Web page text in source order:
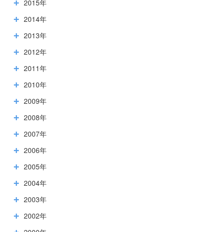
2015年
2014年
2013年
2012年
2011年
2010年
2009年
2008年
2007年
2006年
2005年
2004年
2003年
2002年